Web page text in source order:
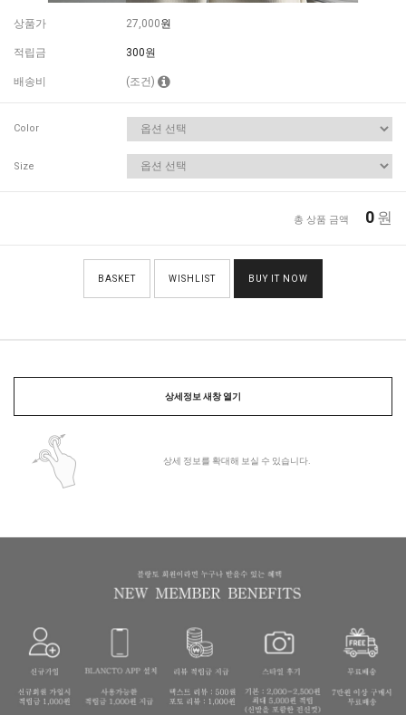
상품가 27,000원
적립금 300원
배송비 (조건)
Color
Size
총 상품 금액 0 원
BASKET WISHLIST BUY IT NOW
상세정보 새창 열기
상세 정보를 확대해 보실 수 있습니다.